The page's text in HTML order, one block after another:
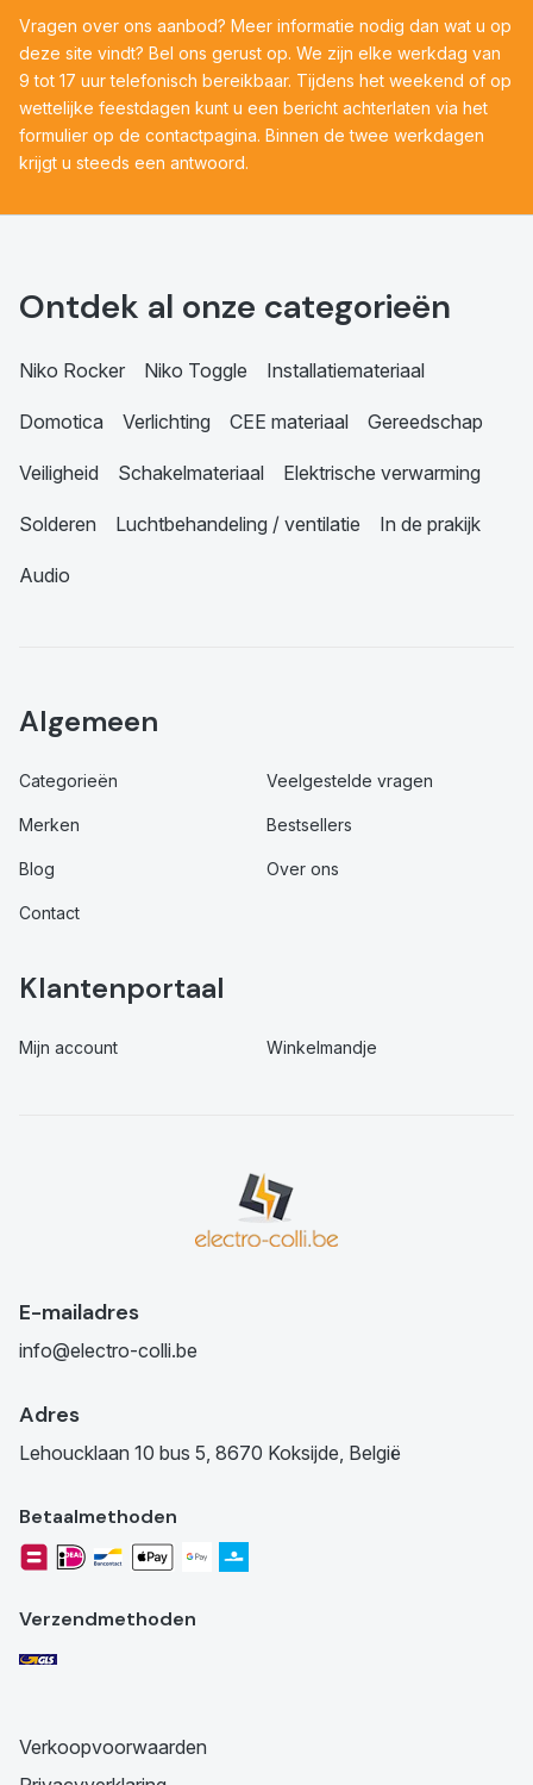
Vragen over ons aanbod? Meer informatie nodig dan wat u op
deze site vindt? Bel ons gerust op. We zijn elke werkdag van
9 tot 17 uur telefonisch bereikbaar. Tijdens het weekend of op
wettelijke feestdagen kunt u een bericht achterlaten via het
formulier op de contactpagina. Binnen de twee werkdagen
krijgt u steeds een antwoord.
Ontdek al onze categorieën
Niko Rocker Niko Toggle Installatiemateriaal
Domotica Verlichting CEE materiaal Gereedschap
Veiligheid Schakelmateriaal Elektrische verwarming
Solderen Luchtbehandeling / ventilatie In de prakijk
Audio
Algemeen
Categorieën Veelgestelde vragen
Merken Bestsellers
Blog Over ons
Contact
Klantenportaal
Mijn account Winkelmandje
E-mailadres
info@electro-colli.be
Adres
Lehoucklaan 10 bus 5, 8670 Koksijde, België
Betaalmethoden
Verzendmethoden
Verkoopvoorwaarden